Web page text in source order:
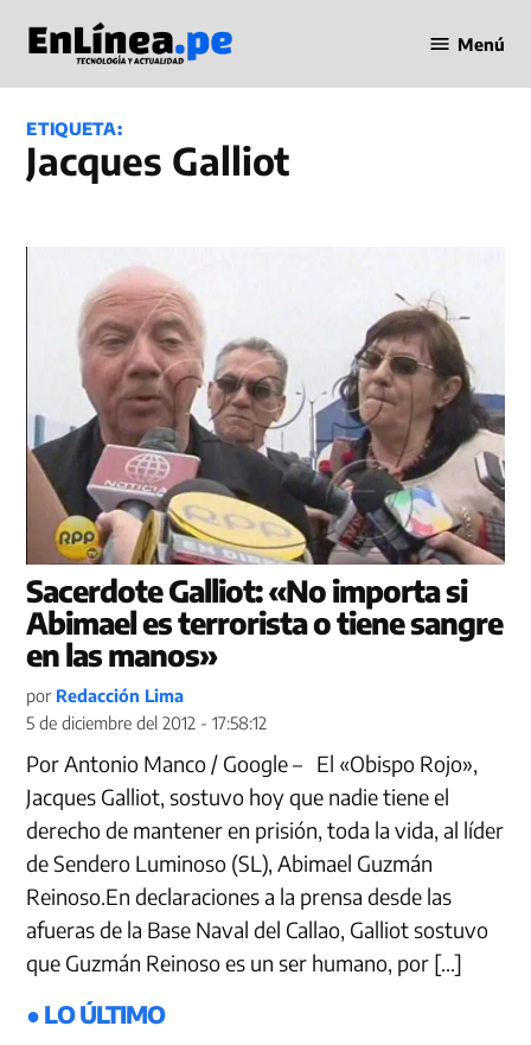
contenido
en Línea
Menú
ETIQUETA:
Jacques Galliot
Sacerdote Galliot: «No importa si
Abimael es terrorista o tiene sangre
en las manos»
por Redacción Lima
5 de diciembre del 2012 - 17:58:12
Por Antonio Manco / Google – El «Obispo Rojo»,
Jacques Galliot, sostuvo hoy que nadie tiene el
derecho de mantener en prisión, toda la vida, al líder
de Sendero Luminoso (SL), Abimael Guzmán
Reinoso.En declaraciones a la prensa desde las
afueras de la Base Naval del Callao, Galliot sostuvo
que Guzmán Reinoso es un ser humano, por […]
● LO ÚLTIMO